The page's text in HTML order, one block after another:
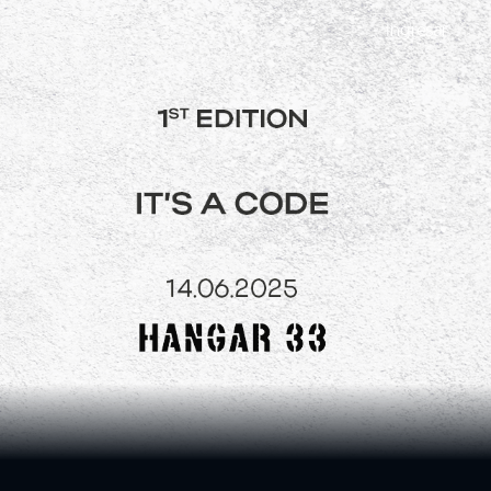
Ingresar